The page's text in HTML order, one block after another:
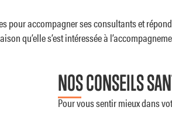
pour accompagner ses consultants et
qu’elle s’est intéressée à
NOS CONSEILS
Pour vous sentir mieux dans